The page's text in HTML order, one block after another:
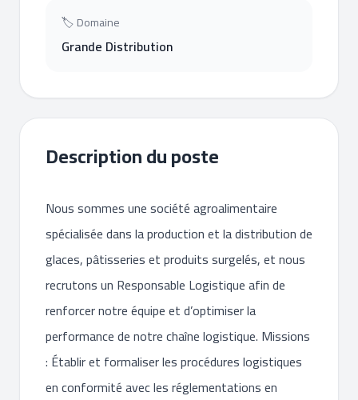
🏷 Domaine
Grande Distribution
Description du poste
Nous sommes une société agroalimentaire
spécialisée dans la production et la distribution de
glaces, pâtisseries et produits surgelés, et nous
recrutons un Responsable Logistique afin de
renforcer notre équipe et d’optimiser la
performance de notre chaîne logistique. Missions
: Établir et formaliser les procédures logistiques
en conformité avec les réglementations en